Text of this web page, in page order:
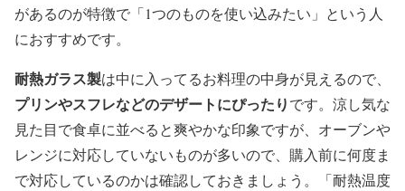
があるのが特徴で「1つのものを使い込みたい」という人
におすすめです。
耐熱ガラス製は中に入ってるお料理の中身が見えるので、
プリンやスフレなどのデザートにぴったりです。涼し気な
見た目で食卓に並べると爽やかな印象ですが、オーブンや
レンジに対応していないものが多いので、購入前に何度ま
で対応しているのかは確認しておきましょう。「耐熱温度